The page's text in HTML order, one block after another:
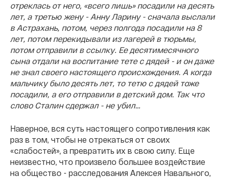
отреклась от него, «всего лишь» посадили на десять
лет, а третью жену - Анну Ларину - сначала выслали
в Астрахань, потом, через полгода посадили на 8
лет, потом перекидывали из лагерей в тюрьмы,
потом отправили в ссылку. Ее десятимесячного
сына отдали на воспитание тете с дядей - и он даже
не знал своего настоящего происхождения. А когда
мальчику было десять лет, то тетю с дядей тоже
посадили, а его отправили в детский дом. Так что
слово Сталин сдержал - не убил…
Наверное, вся суть настоящего сопротивления как
раз в том, чтобы не отрекаться от своих
«слабостей», а превратить их в свою силу. Еще
неизвестно, что произвело большее воздействие
на общество - расследования Алексея Навального,